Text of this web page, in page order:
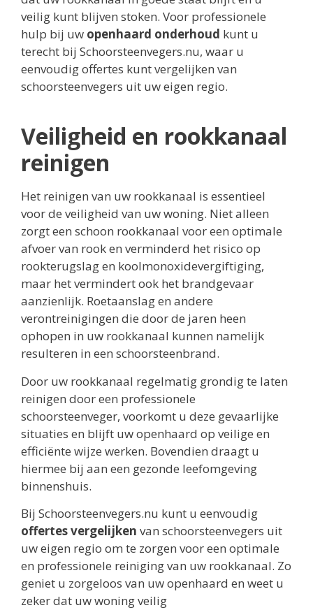
veilig kunt blijven stoken. Voor professionele
hulp bij uw openhaard onderhoud kunt u
terecht bij Schoorsteenvegers.nu, waar u
eenvoudig offertes kunt vergelijken van
schoorsteenvegers uit uw eigen regio.
Veiligheid en rookkanaal
reinigen
Het reinigen van uw rookkanaal is essentieel
voor de veiligheid van uw woning. Niet alleen
zorgt een schoon rookkanaal voor een optimale
afvoer van rook en verminderd het risico op
rookterugslag en koolmonoxidevergiftiging,
maar het vermindert ook het brandgevaar
aanzienlijk. Roetaanslag en andere
verontreinigingen die door de jaren heen
ophopen in uw rookkanaal kunnen namelijk
resulteren in een schoorsteenbrand.
Door uw rookkanaal regelmatig grondig te laten
reinigen door een professionele
schoorsteenveger, voorkomt u deze gevaarlijke
situaties en blijft uw openhaard op veilige en
efficiënte wijze werken. Bovendien draagt u
hiermee bij aan een gezonde leefomgeving
binnenshuis.
Bij Schoorsteenvegers.nu kunt u eenvoudig
offertes vergelijken van schoorsteenvegers uit
uw eigen regio om te zorgen voor een optimale
en professionele reiniging van uw rookkanaal. Zo
geniet u zorgeloos van uw openhaard en weet u
zeker dat uw woning veilig